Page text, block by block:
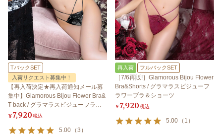
TバックSET
入荷リクエスト募集中！
【再入荷決定★再入荷通知メール募
集中】Glamorous Bijou Flower Bra&
T-back / グラマラスビジューフラワ
ーブラ＆Tバック
¥7,920税込
5.00 （3 ）
再入荷 フルバックSET
［7/6再販!］Glamorous Bijou Flower
Bra&Shorts / グラマラスビジューフ
ラワーブラ＆ショーツ
¥7,920税込
5.00 （ 1 ）